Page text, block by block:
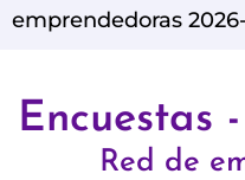
emprendedoras
Encuestas
Red de